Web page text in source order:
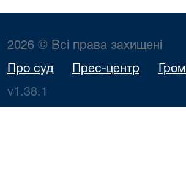
2026 © Всі права захищені
Про суд Прес-центр
v1.38.1